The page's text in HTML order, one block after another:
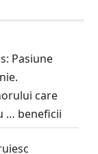
Pasiune
care
… beneficii